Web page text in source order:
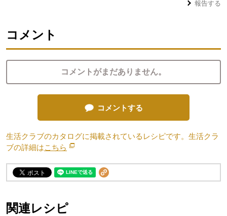
報告する
コメント
コメントがまだありません。
コメントする
生活クラブのカタログに掲載されているレシピです。生活クラ
ブの詳細はこちら 別のウィンドウで開きます。
関連レシピ